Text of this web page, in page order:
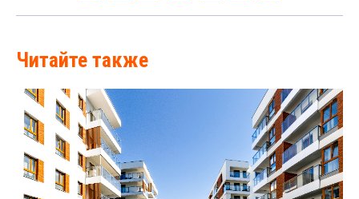
Читайте также